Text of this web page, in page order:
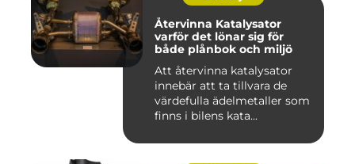
Återvinna Katalysator
varför det lönar sig för
både plånbok och miljö
Att återvinna katalysator
innebär att ta tillvara de
värdefulla ädelmetaller som
finns i bilens kata...